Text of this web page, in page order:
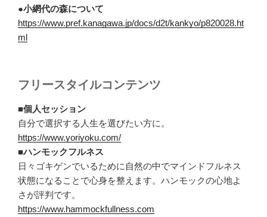
●小網代の森について
https://www.pref.kanagawa.jp/docs/d2t/kankyo/p820028.ht
ml
フリースタイルコンテンツ
■個人セッション
自分で選択する人生を選びたい方に。
https://www.yoriyoku.com/
■ハンモックフルネス
日々ゴキゲンでいるために自然の中でマインドフルネス
状態になることで心身を整えます。ハンモックの心地よ
さが評判です。
https://www.hammockfullness.com